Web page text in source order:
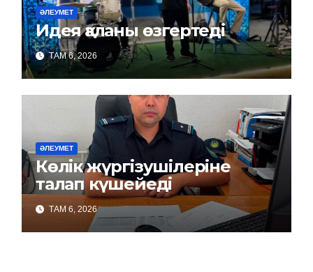
ӘЛЕУМЕТ
Идея қаланы өзгертеді
ТАМ 6, 2026
ӘЛЕУМЕТ
Көлік жүргізушілеріне
талап күшейеді
ТАМ 6, 2026